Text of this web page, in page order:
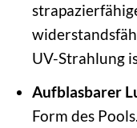
UV-Strahlung
Aufblasbarer
Form des Pools.